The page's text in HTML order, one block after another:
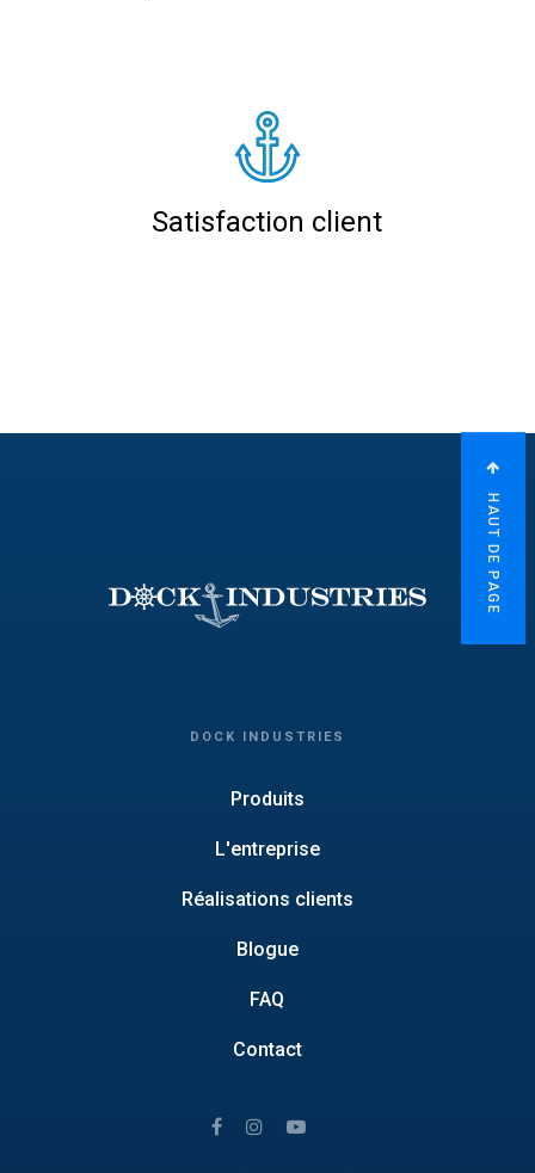
Satisfaction client
HAUT DE PAGE
DOCK INDUSTRIES
Produits
L'entreprise
Réalisations clients
Blogue
FAQ
Contact